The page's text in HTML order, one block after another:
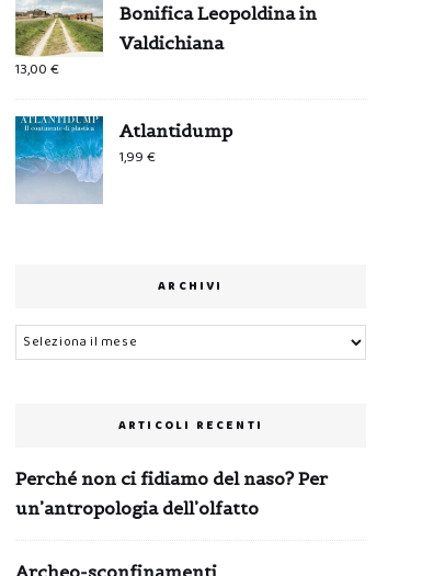
Bonifica Leopoldina in
Valdichiana
13,00€
Atlantidump
1,99€
ARCHIVI
Archivi
ARTICOLI RECENTI
Perché non ci fidiamo del naso? Per
un’antropologia dell’olfatto
Archeo-sconfinamenti